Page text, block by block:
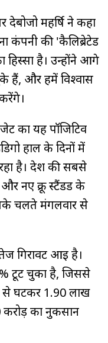
महर्षि ने कहा
कंपनी की 'कैलिब्रेटेड
हिस्सा है। उन्होंने आगे
हैं, और हमें विश्वास
का यह पॉजिटिव
हाल के दिनों में
है। देश की सबसे
नए क्रू स्टैंडर्ड के
चलते मंगलवार से
गिरावट आई है।
टूट चुका है, जिससे
घटकर ₹1.90 लाख
करोड़ का नुकसान